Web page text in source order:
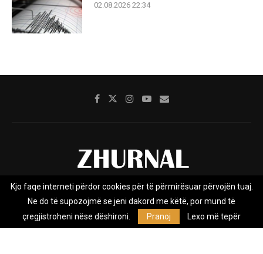
02.08.2026 22:34
Rreth nesh Impresumi Marketing
Privacy Policy
Zhurnal.mk është Agjenci e Lajmeve e pavarur, e themeluar në vitin
Kjo faqe interneti përdor cookies për të përmirësuar përvojën tuaj.
Ne do të supozojmë se jeni dakord me këtë, por mund të
çregjistroheni nëse dëshironi.
Pranoj Lexo më tepër